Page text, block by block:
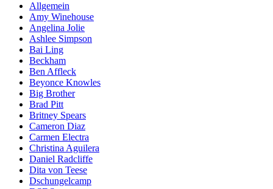
Allgemein
Amy Winehouse
Angelina Jolie
Ashlee Simpson
Bai Ling
Beckham
Ben Affleck
Beyonce Knowles
Big Brother
Brad Pitt
Britney Spears
Cameron Diaz
Carmen Electra
Christina Aguilera
Daniel Radcliffe
Dita von Teese
Dschungelcamp